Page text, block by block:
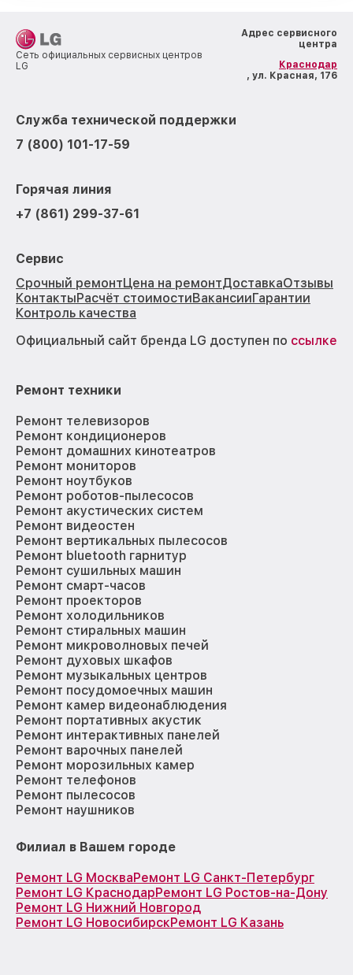
Сеть официальных сервисных центров
LG
Адрес сервисного
центра
Краснодар
, ул. Красная, 176
Служба технической поддержки
7 (800) 101-17-59
Горячая линия
+7 (861) 299-37-61
Сервис
Срочный ремонтЦена на ремонтДоставкаОтзывы
КонтактыРасчёт стоимостиВакансииГарантии
Контроль качества
Официальный сайт бренда LG доступен по ссылке
Ремонт техники
Ремонт телевизоров
Ремонт кондиционеров
Ремонт домашних кинотеатров
Ремонт мониторов
Ремонт ноутбуков
Ремонт роботов-пылесосов
Ремонт акустических систем
Ремонт видеостен
Ремонт вертикальных пылесосов
Ремонт bluetooth гарнитур
Ремонт сушильных машин
Ремонт смарт-часов
Ремонт проекторов
Ремонт холодильников
Ремонт стиральных машин
Ремонт микроволновых печей
Ремонт духовых шкафов
Ремонт музыкальных центров
Ремонт посудомоечных машин
Ремонт камер видеонаблюдения
Ремонт портативных акустик
Ремонт интерактивных панелей
Ремонт варочных панелей
Ремонт морозильных камер
Ремонт телефонов
Ремонт пылесосов
Ремонт наушников
Филиал в Вашем городе
Ремонт LG МоскваРемонт LG Санкт-Петербург
Ремонт LG КраснодарРемонт LG Ростов-на-Дону
Ремонт LG Нижний Новгород
Ремонт LG НовосибирскРемонт LG Казань